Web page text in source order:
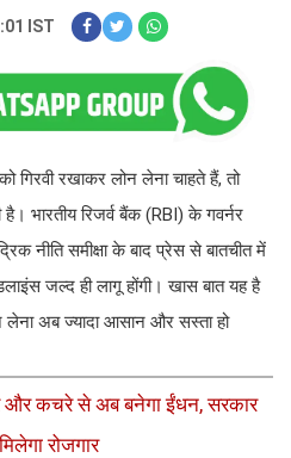
IST
रखाकर लोन लेना चाहते हैं, तो
भारतीय रिजर्व बैंक (RBI) के गवर्नर
नीति समीक्षा के बाद प्रेस से बातचीत में
जल्द ही लागू होंगी। खास बात यह है
अब ज्यादा आसान और सस्ता हो
और कचरे से अब बनेगा ईंधन, सरकार
रोजगार